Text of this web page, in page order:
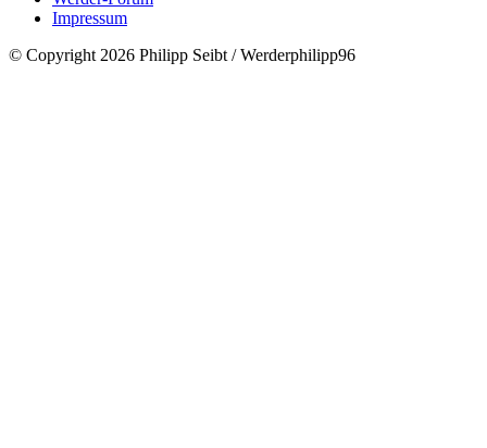
Impressum
© Copyright 2026 Philipp Seibt / Werderphilipp96